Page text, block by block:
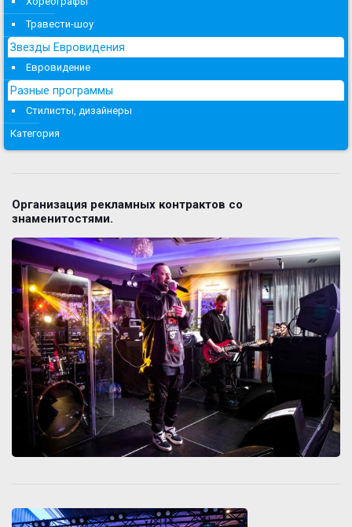
Травести-шоу
Звезды Евровидения
Евровидение
Разные программы
Стилисты, дизайнеры
Категория
Организация рекламных контрактов со
знаменитостями.